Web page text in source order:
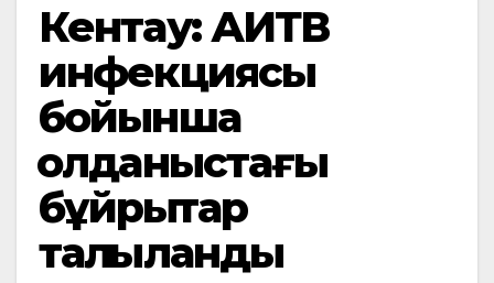
Кентау: АИТВ
инфекциясы
бойынша
қолданыстағы
бұйрықтар
талқыланды